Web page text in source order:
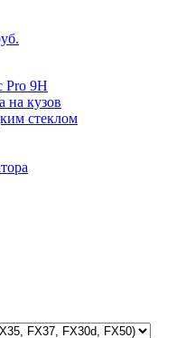
Pro 9H
на кузов
стеклом